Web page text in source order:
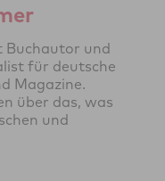
Buchautor und
für deutsche
Magazine.
über das, was
und